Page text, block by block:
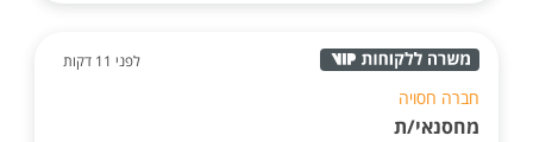
לפני 11 דקות
חברה חסויה
מחסנאי/ת